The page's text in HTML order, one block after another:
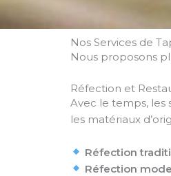
Nos Services de
Nous proposons
Réfection et
Avec le temps, les
les matériaux
Réfection
Réfection